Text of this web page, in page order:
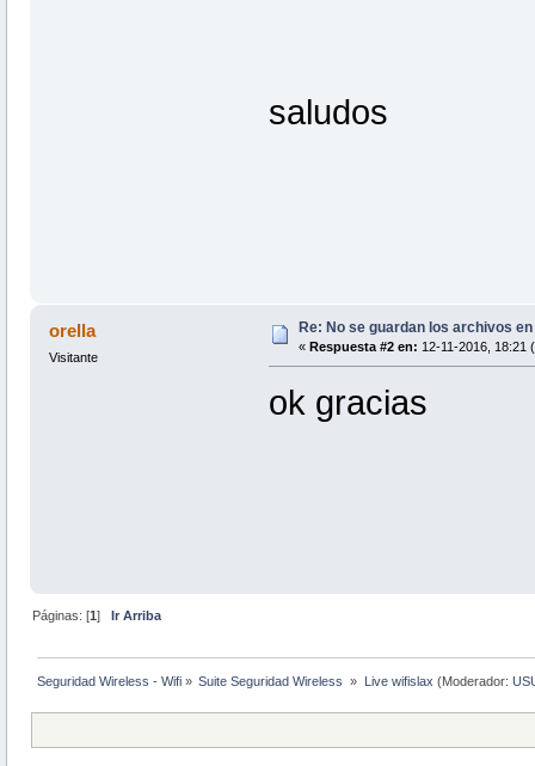
saludos
orella
Visitante
Re: No se guardan los archivos
« Respuesta #2 en: 12-11-2016, 18:21
ok gracias
Páginas: [1] Ir Arriba
Seguridad Wireless - Wifi » Suite Seguridad Wireless » Live wifislax (Moderador: